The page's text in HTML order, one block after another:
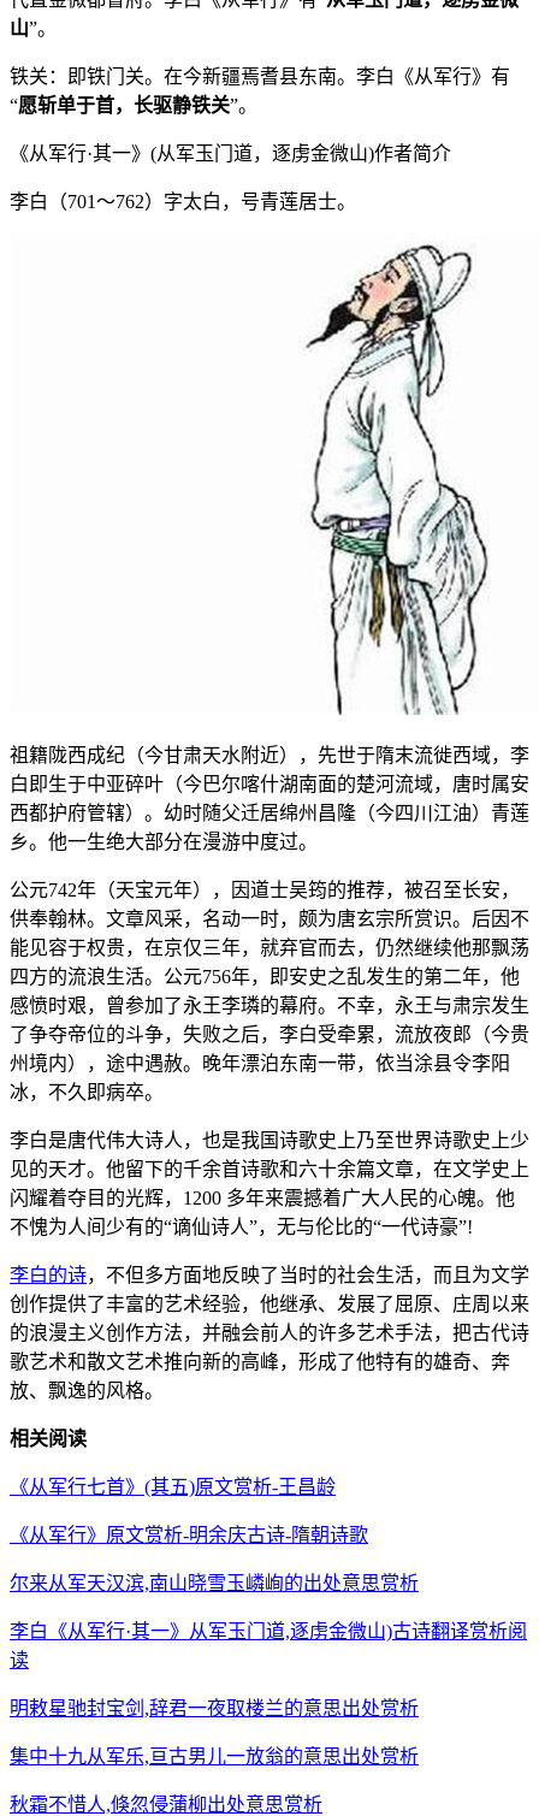
山”。
铁关：即铁门关。在今新疆焉耆县东南。李白《从军行》有
“愿斩单于首，长驱静铁关”。
《从军行·其一》(从军玉门道，逐虏金微山)作者简介
李白（701～762）字太白，号青莲居士。
祖籍陇西成纪（今甘肃天水附近），先世于隋末流徙西域，李
白即生于中亚碎叶（今巴尔喀什湖南面的楚河流域，唐时属安
西都护府管辖）。幼时随父迁居绵州昌隆（今四川江油）青莲
乡。他一生绝大部分在漫游中度过。
公元742年（天宝元年），因道士吴筠的推荐，被召至长安，
供奉翰林。文章风采，名动一时，颇为唐玄宗所赏识。后因不
能见容于权贵，在京仅三年，就弃官而去，仍然继续他那飘荡
四方的流浪生活。公元756年，即安史之乱发生的第二年，他
感愤时艰，曾参加了永王李璘的幕府。不幸，永王与肃宗发生
了争夺帝位的斗争，失败之后，李白受牵累，流放夜郎（今贵
州境内），途中遇赦。晚年漂泊东南一带，依当涂县令李阳
冰，不久即病卒。
李白是唐代伟大诗人，也是我国诗歌史上乃至世界诗歌史上少
见的天才。他留下的千余首诗歌和六十余篇文章，在文学史上
闪耀着夺目的光辉，1200 多年来震撼着广大人民的心魄。他
不愧为人间少有的“谪仙诗人”，无与伦比的“一代诗豪”!
李白的诗，不但多方面地反映了当时的社会生活，而且为文学
创作提供了丰富的艺术经验，他继承、发展了屈原、庄周以来
的浪漫主义创作方法，并融会前人的许多艺术手法，把古代诗
歌艺术和散文艺术推向新的高峰，形成了他特有的雄奇、奔
放、飘逸的风格。
相关阅读
《从军行七首》(其五)原文赏析-王昌龄
《从军行》原文赏析-明余庆古诗-隋朝诗歌
尔来从军天汉滨,南山晓雪玉嶙峋的出处意思赏析
李白《从军行·其一》从军玉门道,逐虏金微山)古诗翻译赏析阅
读
明敕星驰封宝剑,辞君一夜取楼兰的意思出处赏析
集中十九从军乐,亘古男儿一放翁的意思出处赏析
秋霜不惜人,倏忽侵蒲柳出处意思赏析